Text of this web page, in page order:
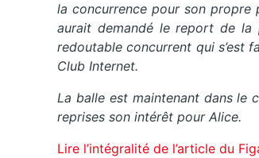
la concurrence pour son propre
aurait demandé le report de
redoutable concurrent qui s’est
Club Internet.
La balle est maintenant dans le
reprises son intérêt pour Alice.
Lire l’intégralité de l’article du